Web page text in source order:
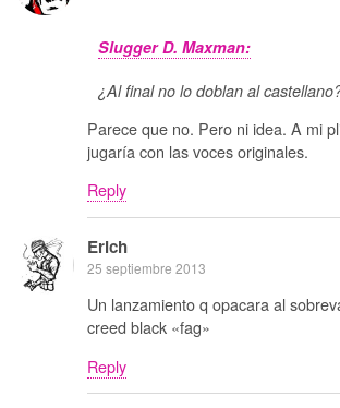
Slugger D. Maxman:
¿Al final no lo doblan al
Parece que no. Pero ni idea. A mi
jugaría con las voces originales.
Reply
Erich
25 septiembre 2013
Un lanzamiento q opacara al
creed black «fag»
Reply